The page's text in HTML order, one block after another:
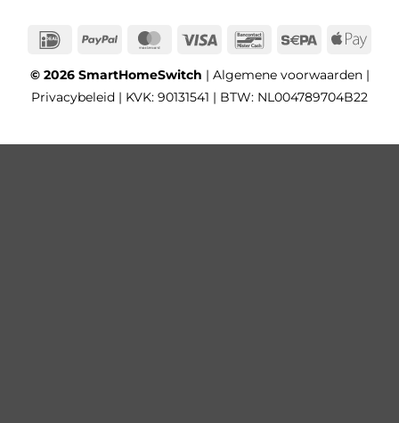
IDeal PayPal MasterCard
Visa Bancontact
Sepa
© 2026 SmartHomeSwitch | Algemene voorwaarden|
Privacybeleid | KVK: 90131541 | BTW: NL004789704B22